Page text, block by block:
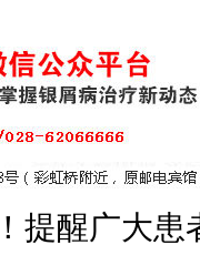
提醒广大